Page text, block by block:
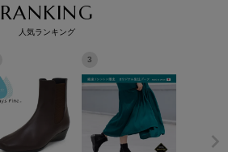
RANKING
人気ランキング
3